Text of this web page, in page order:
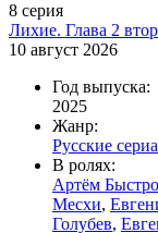
8 серия
Лихие. Глава 2
10 август 2026
Год выпуска:
2025
Жанр:
Русские
В ролях:
Артём
Месхи,
Голубев,